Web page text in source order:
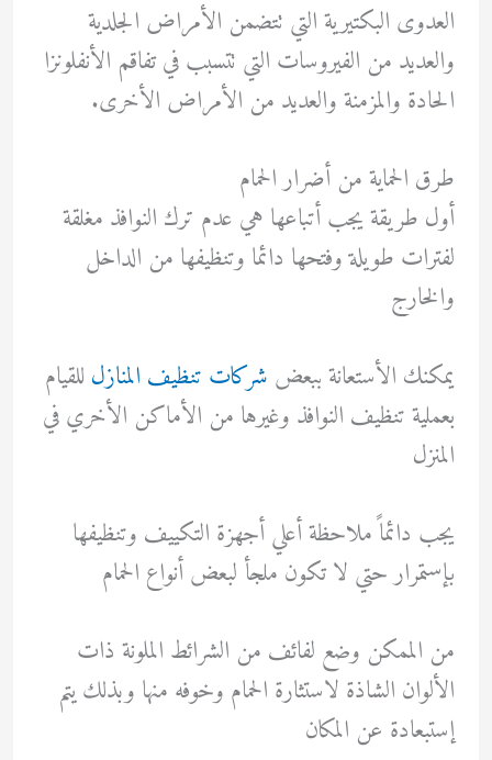
العدوى البكتيرية التي تتضمن الأمراض الجلدية
والعديد من الفيروسات التي تتسبب في تفاقم الأنفلونزا
الحادة والمزمنة والعديد من الأمراض الأخرى.
طرق الحماية من أضرار الحمام
أول طريقة يجب أتباعها هي عدم ترك النوافذ مغلقة
لفترات طويلة وفتحها دائما وتنظيفها من الداخل
والخارج
يمكنك الأستعانة ببعض شركات تنظيف المنازل للقيام
بعملية تنظيف النوافذ وغيرها من الأماكن الأخري في
المنزل
يجب دائماً ملاحظة أعلي أجهزة التكييف وتنظيفها
بإستمرار حتي لا تكون ملجأ لبعض أنواع الحمام
من الممكن وضع لفائف من الشرائط الملونة ذات
الألوان الشاذة لاستثارة الحمام وخوفه منها وبذلك يتم
إستبعادة عن المكان